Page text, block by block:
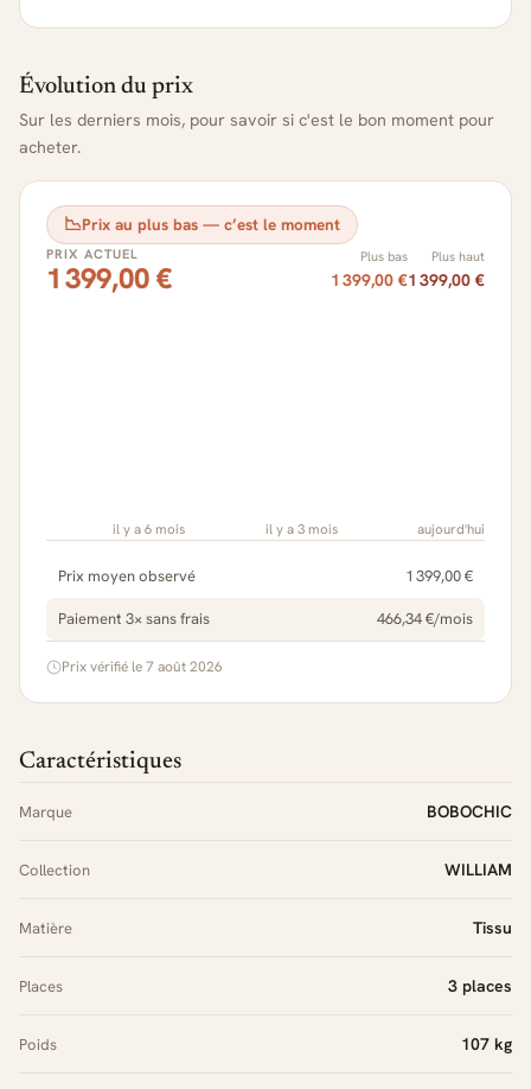
Évolution du prix
Sur les derniers mois, pour savoir si c'est le bon moment pour
acheter.
📉Prix au plus bas — c’est le moment
PRIX ACTUEL
1 399,00 €
Plus bas
1 399,00 €
Plus haut
1 399,00 €
il y a 6 mois il y a 3 mois aujourd'hui
Prix moyen observé 1 399,00 €
Paiement 3× sans frais 466,34 €/mois
Prix vérifié le 7 août 2026
Caractéristiques
Marque BOBOCHIC
Collection WILLIAM
Matière Tissu
Places 3 places
Poids 107 kg